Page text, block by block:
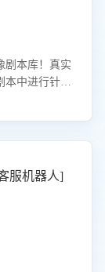
剧本库！真实
本中进行针对
一键开启客服
服机器人]